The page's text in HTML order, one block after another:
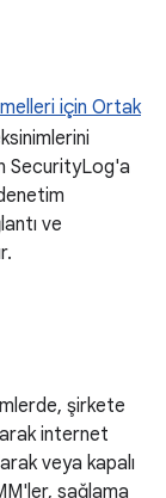
için Ortak
SecurityLog'a
ve
şirkete
internet
veya kapalı
sağlama